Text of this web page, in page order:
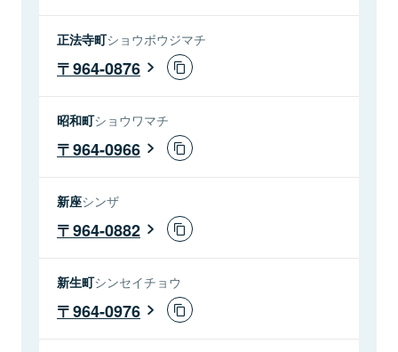
正法寺町ショウボウジマチ
964-0876
昭和町ショウワマチ
964-0966
新座シンザ
964-0882
新生町シンセイチョウ
964-0976